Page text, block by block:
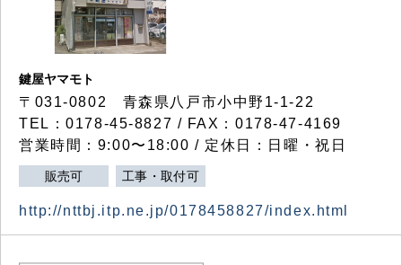
鍵屋ヤマモト
〒031-0802 青森県八戸市小中野1-1-22
TEL：0178-45-8827 / FAX：0178-47-4169
営業時間：9:00〜18:00 / 定休日：日曜・祝日
販売可 工事・取付可
http://nttbj.itp.ne.jp/0178458827/index.html